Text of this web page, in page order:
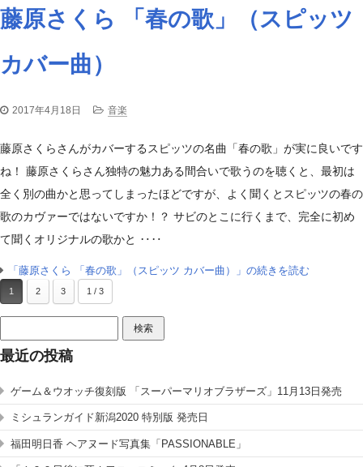
藤原さくら 「春の歌」（スピッツ
カバー曲）
2017年4月18日 音楽
藤原さくらさんがカバーするスピッツの名曲「春の歌」が実に良いです
ね！ 藤原さくらさん独特の魅力ある間合いで歌うのを聴くと、最初は
全く別の曲かと思ってしまったほどですが、よく聞くとスピッツの春の
歌のカヴァーではないですか！？ サビのとこに行くまで、完全に初め
て聞くオリジナルの歌かと ‥‥
「藤原さくら 「春の歌」（スピッツ カバー曲）」の続きを読む
1 2 3 1 / 3
索:
最近の投稿
ゲーム＆ウオッチ復刻版 「スーパーマリオブラザーズ」11月13日発売
ミシュランガイド新潟2020 特別版 発売日
福田明日香 ヘアヌード写真集「PASSIONABLE」